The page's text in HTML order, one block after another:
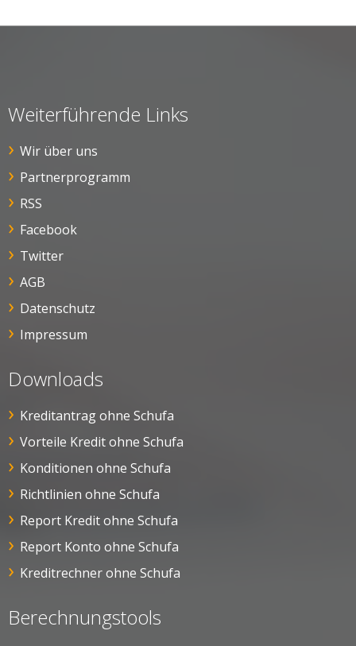
Weiterführende Links
Wir über uns
Partnerprogramm
RSS
Facebook
Twitter
AGB
Datenschutz
Impressum
Downloads
Kreditantrag ohne Schufa
Vorteile Kredit ohne Schufa
Konditionen ohne Schufa
Richtlinien ohne Schufa
Report Kredit ohne Schufa
Report Konto ohne Schufa
Kreditrechner ohne Schufa
Berechnungstools